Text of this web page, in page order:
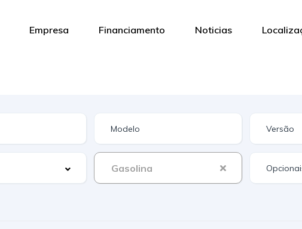
Empresa Financiamento Noticias
Gasolina